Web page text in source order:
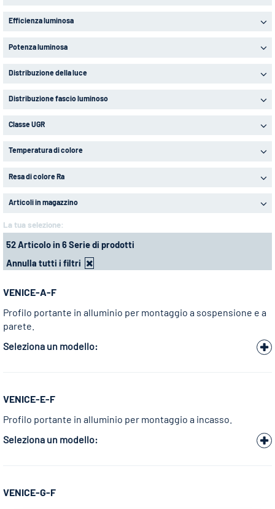
Efficienza luminosa
Potenza luminosa
Distribuzione della luce
Distribuzione fascio luminoso
Classe UGR
Temperatura di colore
Resa di colore Ra
Articoli in magazzino
La tua selezione:
52 Articolo in 6 Serie di prodotti
Annulla tutti i filtri
VENICE-A-F
Profilo portante in alluminio per montaggio a sospensione e a
parete.
Seleziona un modello:
VENICE-E-F
Profilo portante in alluminio per montaggio a incasso.
Seleziona un modello:
VENICE-G-F